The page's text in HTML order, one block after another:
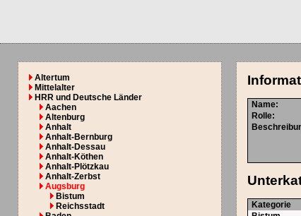
Altertum
Mittelalter
HRR und Deutsche Länder
Aachen
Altenburg
Anhalt
Anhalt-Bernburg
Anhalt-Dessau
Anhalt-Köthen
Anhalt-Plötzkau
Anhalt-Zerbst
Augsburg
Bistum
Reichsstadt
Name:
Rolle:
Kategorie